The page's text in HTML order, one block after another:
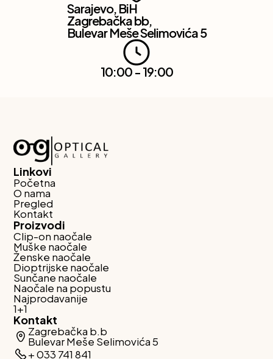
Sarajevo, BiH
Zagrebačka bb,
Bulevar Meše Selimovića 5
10:00 - 19:00
Linkovi
Početna
O nama
Pregled
Kontakt
Proizvodi
Clip-on naočale
Muške naočale
Ženske naočale
Dioptrijske naočale
Sunčane naočale
Naočale na popustu
Najprodavanije
1+1
Kontakt
Zagrebačka b.b
Bulevar Meše Selimovića 5
+ 033 741 841